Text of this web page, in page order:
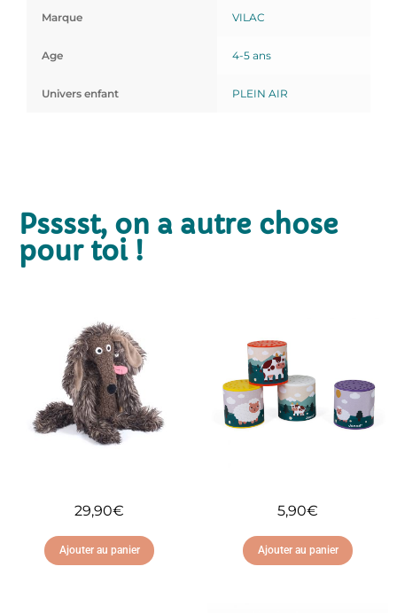
Marque VILAC
Age 4-5 ans
Univers enfant PLEIN AIR
Psssst, on a autre chose
pour toi !
29,90€
Ajouter au panier
5,90€
Ajouter au panier